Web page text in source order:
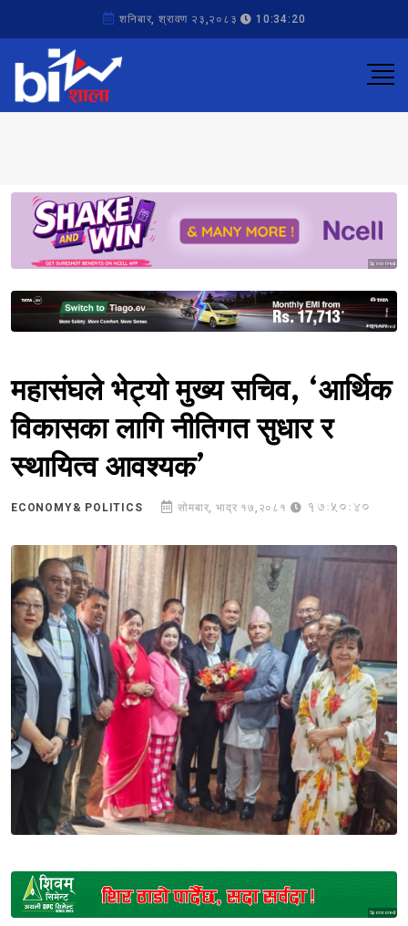
शनिबार, श्रावण २३,२०८३ 10:34:20
Sponsored
Sponsored
महासंघले भेट्यो मुख्य सचिव, ‘आर्थिक
विकासका लागि नीतिगत सुधार र
स्थायित्व आवश्यक’
ECONOMY& POLITICS सोमबार, भाद्र १७,२०८१ 17:50:40
Sponsored